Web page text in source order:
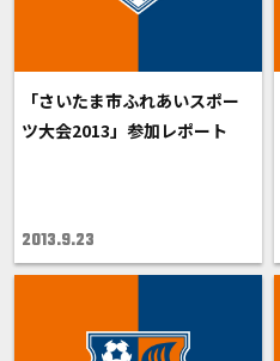
「さいたま市ふれあいスポー
ツ大会2013」参加レポート
2013.9.23